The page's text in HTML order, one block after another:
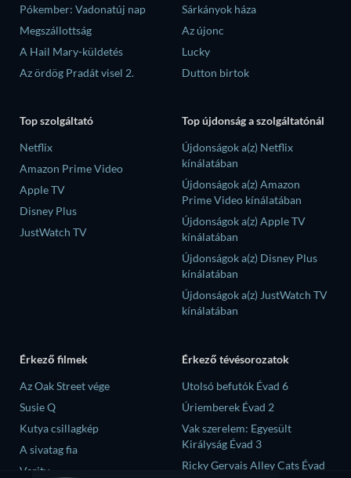
Pókember: Vadonatúj nap
Megszállottság
A Hail Mary-küldetés
Az ördög Pradát visel 2.
Sárkányok háza
Az újonc
Lucky
Dutton birtok
Top szolgáltató
Netflix
Amazon Prime Video
Apple TV
Disney Plus
JustWatch TV
Top újdonság a szolgáltatónál
Újdonságok a(z) Netflix
kínálatában
Újdonságok a(z) Amazon
Prime Video kínálatában
Újdonságok a(z) Apple TV
kínálatában
Újdonságok a(z) Disney Plus
kínálatában
Újdonságok a(z) JustWatch TV
kínálatában
Érkező filmek
Az Oak Street vége
Susie Q
Kutya csillagkép
A sivatag fia
Verity
Érkező tévésorozatok
Utolsó befutók Évad 6
Úriemberek Évad 2
Vak szerelem: Egyesült
Királyság Évad 3
Ricky Gervais Alley Cats Évad